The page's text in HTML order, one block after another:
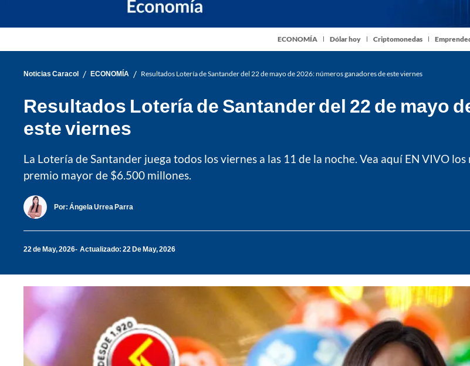
ECONOMÍA Dólar hoy Criptomonedas
Noticias Caracol / ECONOMÍA / Resultados Lotería de Santander del 22 de mayo de 2026: números ganadores de este viernes
Resultados Lotería de Santander del 22 de mayo
este viernes
La Lotería de Santander juega todos los viernes a las 11 de la noche. Vea aquí EN VIVO
premio mayor de $6.500 millones.
Por: Ángela Urrea Parra
22 de May, 2026 Actualizado: 22 De May, 2026